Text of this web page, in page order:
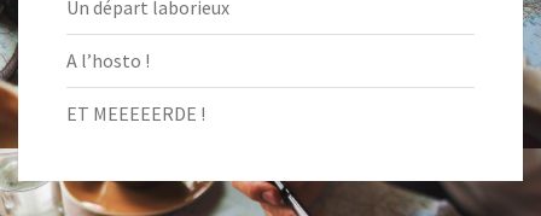
Un départ laborieux
A l’hosto !
ET MEEEEERDE !